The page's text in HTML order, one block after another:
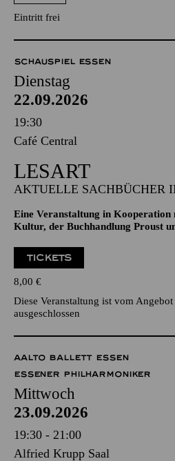
Eintritt frei
SCHAUSPIEL ESSEN
Dienstag
22.09.2026
19:30
Café Central
LESART
AKTUELLE SACHBÜCHER
Eine Veranstaltung in Kooperation
Kultur, der Buchhandlung Proust
TICKETS
8,00 €
Diese Veranstaltung ist vom
ausgeschlossen
AALTO BALLETT ESSEN
ESSENER PHILHARMONIKER
Mittwoch
23.09.2026
19:30 - 21:00
Alfried Krupp Saal